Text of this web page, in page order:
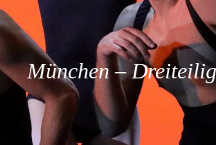
München –